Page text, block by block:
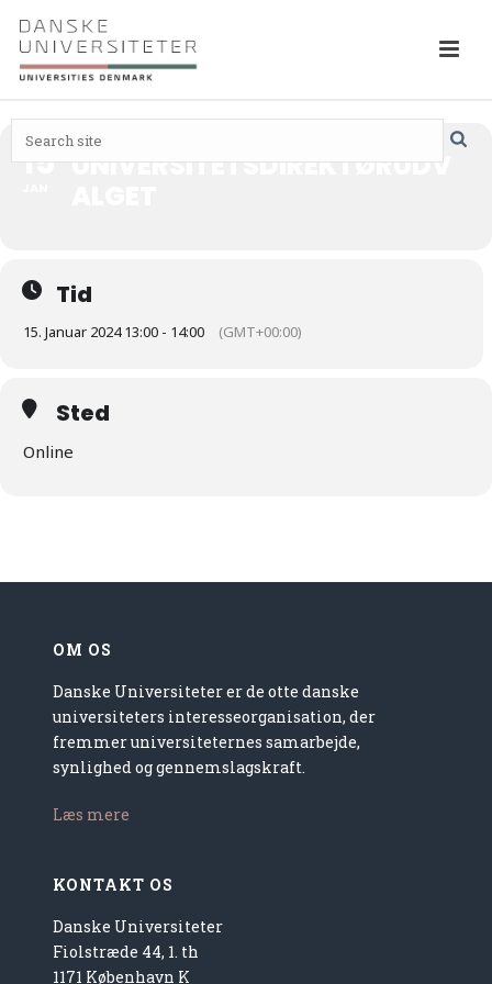
15 UNIVERSITETSDIREKTØRUDV
Tid
15. Januar 2024 13:00 - 14:00 (GMT+00:00)
Sted
Online
OM OS
Danske Universiteter er de otte danske
universiteters interesseorganisation, der
fremmer universiteternes samarbejde,
synlighed og gennemslagskraft.
Læs mere
KONTAKT OS
Danske Universiteter
Fiolstræde 44, 1. th
1171 København K